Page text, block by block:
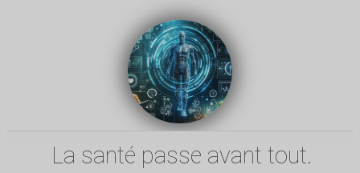
La santé passe avant tout.